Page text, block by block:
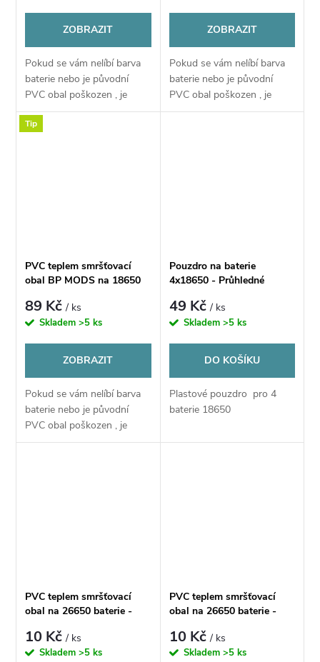
ZOBRAZIT
Pokud se vám nelíbí barva
baterie nebo je původní
PVC obal poškozen , je
možné nahradit
obal pomocí tohoto PVC
ZOBRAZIT
Pokud se vám nelíbí barva
baterie nebo je původní
PVC obal poškozen , je
možné nahradit
Tip
PVC teplem smršťovací
obal BP MODS na 18650
89 Kč/ ks
Skladem>5 ks
ZOBRAZIT
Pokud se vám nelíbí barva
baterie nebo je původní
PVC obal poškozen , je
možné nahradit
Pouzdro na baterie
4x18650 - Průhledné
49 Kč/ ks
Skladem >5 ks
DO KOŠÍKU
Plastové pouzdro pro 4
baterie 18650
PVC teplem smršťovací
obal na 26650 baterie -
10 Kč/ ks
Skladem>5 ks
PVC teplem smršťovací
obal na 26650 baterie -
10 Kč/ ks
Skladem >5 ks